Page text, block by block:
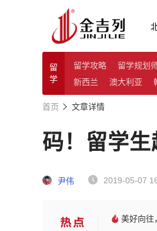
留
学
留学攻略 留学规划
新西兰
澳大利亚
首页 文章详情
码！留学生
尹伟 2019-05-07
美好向往